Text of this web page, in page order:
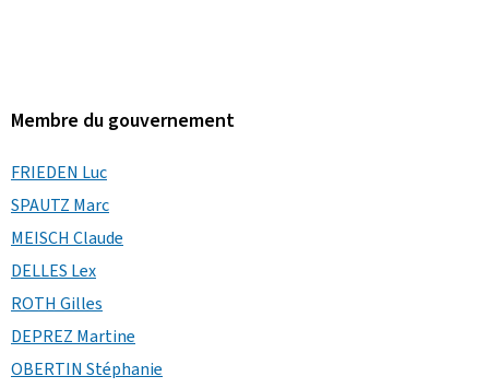
Membre du gouvernement
FRIEDEN Luc
SPAUTZ Marc
MEISCH Claude
DELLES Lex
ROTH Gilles
DEPREZ Martine
OBERTIN Stéphanie